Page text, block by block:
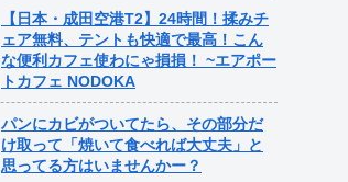
【日本・成田空港T2】24時間！揉みチ
ェア無料、テントも快適で最高！こん
な便利カフェ使わにゃ損損！ ~エアポー
トカフェ NODOKA
パンにカビがついてたら、その部分だ
け取って「焼いて食べれば大丈夫」と
思ってる方はいませんかー？